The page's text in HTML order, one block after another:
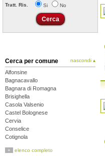
Tratt. Ris.
Si No
Cerca per comune nascondi ▴
Alfonsine
Bagnacavallo
Bagnara di Romagna
Brisighella
Casola Valsenio
Castel Bolognese
Cervia
Conselice
Cotignola
Fusignano
+ elenco completo